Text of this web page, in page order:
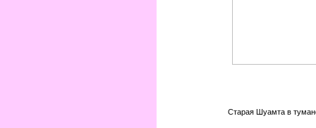
Старая Шуамта в